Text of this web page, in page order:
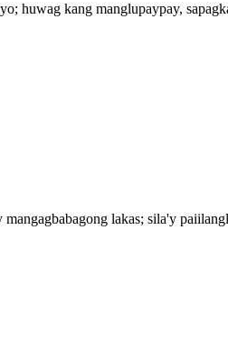
huwag kang manglupaypay,
lakas; sila'y